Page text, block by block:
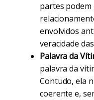
partes
envolvidos
veracidade
Palavra da
palavra da
Contudo, ela
coerente e,